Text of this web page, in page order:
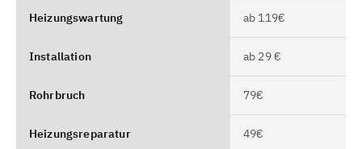
Heizungswartung ab 119€
Installation ab 29 €
Rohrbruch 79€
Heizungsreparatur 49€